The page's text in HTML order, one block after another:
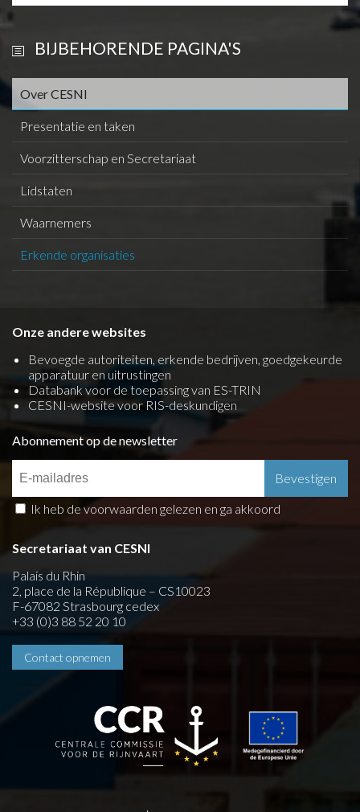
BIJBEHORENDE PAGINA'S
Over CESNI
Presentatie en taken
Voorzitterschap en Secretariaat
Lidstaten
Waarnemers
Erkende organisaties
Onze andere websites
Bevoegde autoriteiten, erkende bedrijven, goedgekeurde
apparatuur en uitrustingen
Databank voor de toepassing van ES-TRIN
CESNI-website voor RIS-deskundigen
Abonnement op de newsletter
Ik heb de voorwaarden gelezen en ga akkoord
Secretariaat van CESNI
Palais du Rhin
2, place de la République – CS10023
F-67082 Strasbourg cedex
+33 (0)3 88 52 20 10
Contact opnemen